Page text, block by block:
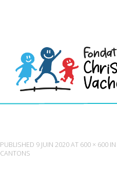
PUBLISHED 9 JUIN 2020AT 600 × 600 IN
CANTONS